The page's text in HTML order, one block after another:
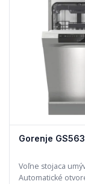
Gorenje
Voľne stojaca